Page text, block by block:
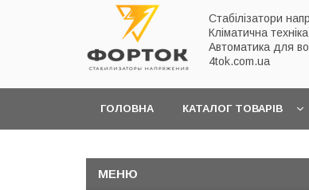
Стабілізатори
Кліматична
Автоматика для
4tok.com.ua
ГОЛОВНА КАТАЛОГ ТОВАРІВ